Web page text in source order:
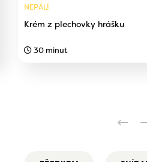
NEPÁLÍ
Krém z plechovky hrášku
30 minut